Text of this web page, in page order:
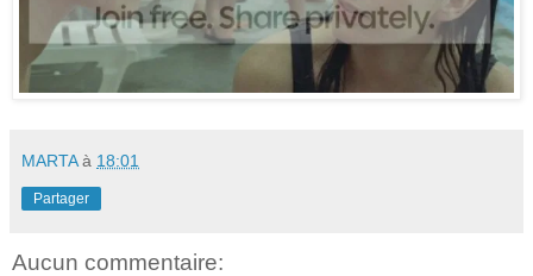
MARTA à 18:01
Partager
Aucun commentaire: